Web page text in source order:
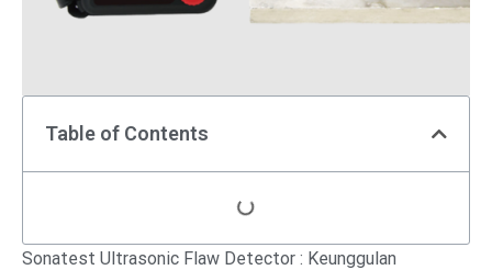
Table of Contents
Sonatest Ultrasonic Flaw Detector : Keunggulan